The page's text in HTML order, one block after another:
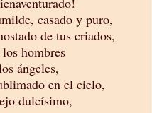
casado y puro,
de tus criados,
hombres
ángeles,
en el cielo,
dulcísimo,